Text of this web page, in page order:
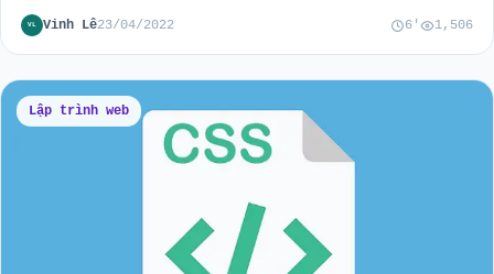
VL Vinh Lê23/04/2022 6' 1,506
Lập trình web